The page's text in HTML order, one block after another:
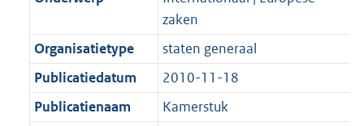
zaken
Organisatietype
staten generaal
Publicatiedatum
2010-11-18
Publicatienaam
Kamerstuk